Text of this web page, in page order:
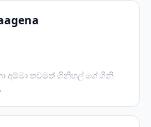
අම්මා තවමත් ගිනිහල් ගේ ගිනි